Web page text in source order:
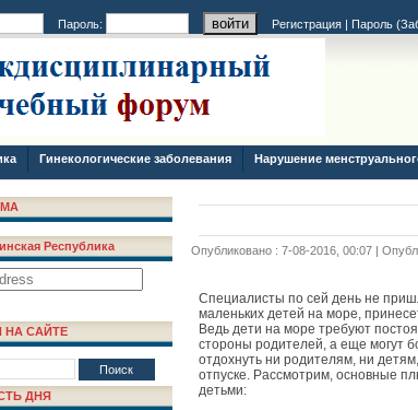
Пароль: Регистрация | Пароль (
Гинекологические заболевания Нарушение
Республика
НА САЙТЕ
ДНЯ
Опубликовано : 7-08-2016, 00:07 |
Специалисты по сей день не
маленьких детей на море,
Ведь дети на море требуют
стороны родителей, а еще могут
отдохнуть ни родителям, ни
отпуске. Рассмотрим, основные
детьми: